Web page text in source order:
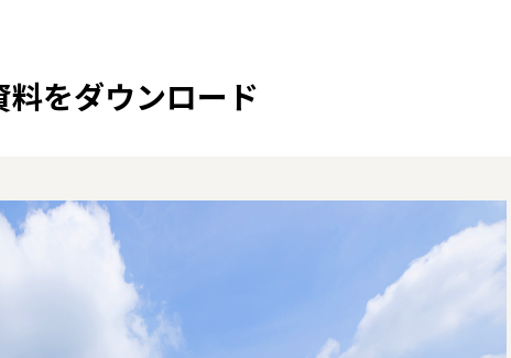
をダウンロード